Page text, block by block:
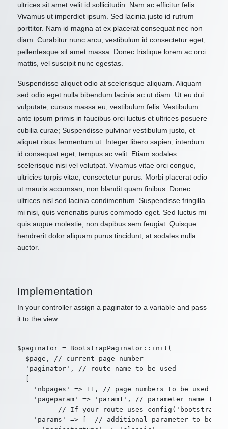
ultrices sit amet velit id sollicitudin. Nam ac efficitur felis.
Vivamus ut imperdiet ipsum. Sed lacinia justo id rutrum
porttitor. Nam id magna at ex placerat consequat nec non
diam. Curabitur nunc arcu, vestibulum id consectetur eget,
pellentesque sit amet massa. Donec tristique lorem ac orci
mattis, vel suscipit nunc egestas.
Suspendisse aliquet odio at scelerisque aliquam. Aliquam
sed odio eget nulla bibendum lacinia ac ut diam. Ut eu dui
vulputate, cursus massa eu, vestibulum felis. Vestibulum
ante ipsum primis in faucibus orci luctus et ultrices posuere
cubilia curae; Suspendisse pulvinar vestibulum justo, et
aliquet risus fermentum ut. Integer libero sapien, interdum
id consequat eget, tempus ac velit. Etiam sodales
scelerisque nisi vel volutpat. Vivamus vitae orci congue,
ultricies turpis vitae, consectetur purus. Morbi placerat odio
ut mauris accumsan, non blandit quam finibus. Donec
ultrices nisl sed lacinia condimentum. Suspendisse fringilla
mi nisi, quis venenatis purus commodo eget. Sed luctus mi
quis augue molestie, non dapibus sem feugiat. Quisque
hendrerit dolor aliquam purus tincidunt, at sodales nulla
auctor.
Implementation
In your controller assign a paginator to a variable and pass
it to the view.
$paginator = BootstrapPaginator::init(
  $page, // current page number
  'paginator', // route name to be used
'nbpages' => 11, // page numbers to be used in
'pageparam' => 'param1', // parameter name to
// If your route uses
'params' => [  // additional parameter to be